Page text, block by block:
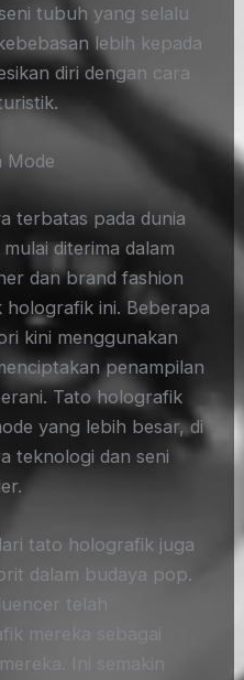
tubuh yang selalu
lebih kepada
diri dengan cara
Mode
terbatas pada dunia
diterima dalam
dan brand fashion
ini. Beberapa
kini menggunakan
penampilan
Tato holografik
yang lebih besar, di
teknologi dan seni
tato holografik juga
dalam budaya pop.
telah
mereka sebagai
Ini semakin